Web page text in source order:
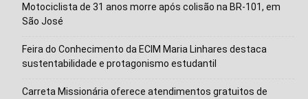
Motociclista de 31 anos morre após colisão na BR-101, em
São José
Feira do Conhecimento da ECIM Maria Linhares destaca
sustentabilidade e protagonismo estudantil
Carreta Missionária oferece atendimentos gratuitos de